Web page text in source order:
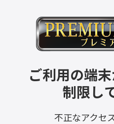
ご利用の端
制限し
不正なアクセ